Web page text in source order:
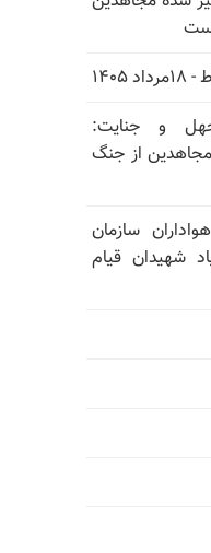
و جنایت:
مجاهدین از جنگ
سازمان
شهیدان قیام